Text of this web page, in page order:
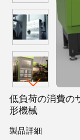
低負荷の消費の
形機械
製品詳細